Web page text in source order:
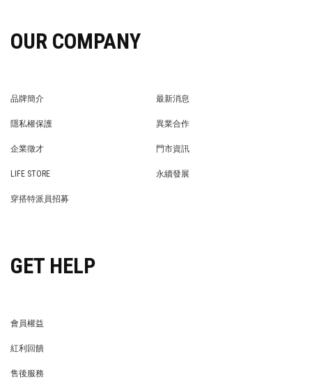
OUR COMPANY
品牌簡介
最新消息
隱私權保護
異業合作
企業徵才
門市資訊
LIFE STORE
永續發展
穿搭特派員招募
GET HELP
會員權益
紅利回饋
售後服務